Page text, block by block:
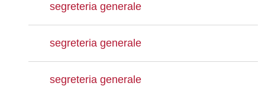
segreteria generale
segreteria generale
segreteria generale